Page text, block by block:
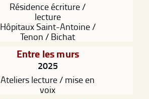
Résidence écriture /
lecture
Hôpitaux Saint-Antoine /
Tenon / Bichat
Entre les murs
2025
Ateliers lecture / mise en
voix